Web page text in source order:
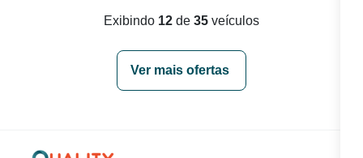
Exibindo 12 de 35 veículos
Ver mais ofertas